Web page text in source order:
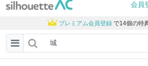
会員
プレミアム会員登録 で14個の特